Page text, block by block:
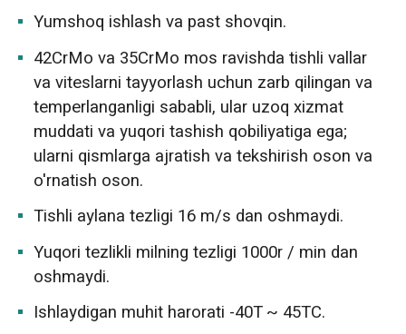
Yumshoq ishlash va past shovqin.
42CrMo va 35CrMo mos ravishda tishli vallar
va viteslarni tayyorlash uchun zarb qilingan va
temperlanganligi sababli, ular uzoq xizmat
muddati va yuqori tashish qobiliyatiga ega;
ularni qismlarga ajratish va tekshirish oson va
o'rnatish oson.
Tishli aylana tezligi 16 m/s dan oshmaydi.
Yuqori tezlikli milning tezligi 1000r / min dan
oshmaydi.
Ishlaydigan muhit harorati -40T ~ 45TC.